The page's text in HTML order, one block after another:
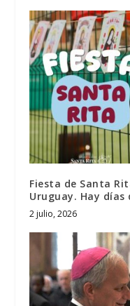
Fiesta de Santa
Uruguay. Hay
2 julio, 2026